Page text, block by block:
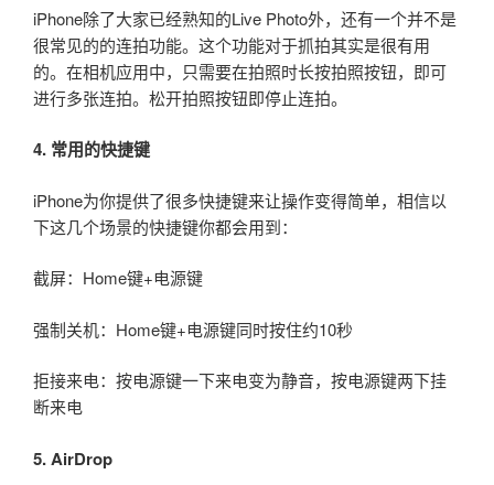
iPhone除了大家已经熟知的Live Photo外，还有一个并不是
很常见的的连拍功能。这个功能对于抓拍其实是很有用
的。在相机应用中，只需要在拍照时长按拍照按钮，即可
进行多张连拍。松开拍照按钮即停止连拍。
4. 常用的快捷键
iPhone为你提供了很多快捷键来让操作变得简单，相信以
下这几个场景的快捷键你都会用到：
截屏：Home键+电源键
强制关机：Home键+电源键同时按住约10秒
拒接来电：按电源键一下来电变为静音，按电源键两下挂
断来电
5. AirDrop